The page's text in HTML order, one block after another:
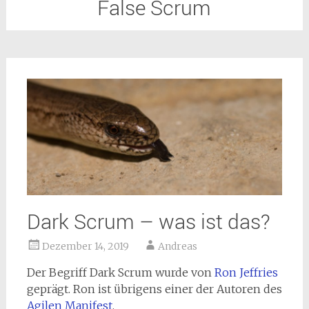
False Scrum
Dark Scrum – was ist das?
Dezember 14, 2019 Andreas
Der Begriff Dark Scrum wurde von Ron Jeffries
geprägt. Ron ist übrigens einer der Autoren des
Agilen Manifest.